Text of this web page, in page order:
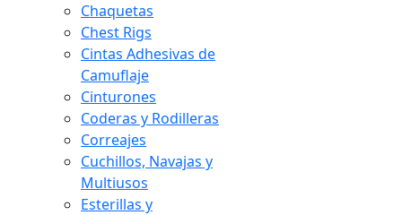
Chaquetas
Chest Rigs
Cintas Adhesivas de
Camuflaje
Cinturones
Coderas y Rodilleras
Correajes
Cuchillos, Navajas y
Multiusos
Esterillas y